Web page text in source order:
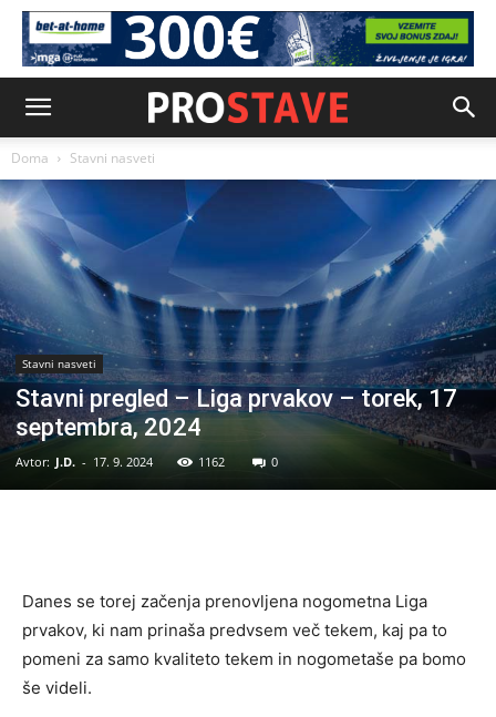
Doma Stavni nasveti
Stavni nasveti
Stavni pregled – Liga prvakov – torek, 17
septembra, 2024
Avtor: J.D. - 17. 9. 2024 1162 0
Danes se torej začenja prenovljena nogometna Liga
prvakov, ki nam prinaša predvsem več tekem, kaj pa to
pomeni za samo kvaliteto tekem in nogometaše pa bomo
še videli.